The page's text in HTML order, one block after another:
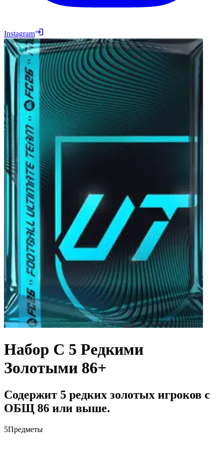
Instagram
Набор С 5 Редкими
Золотыми 86+
Содержит 5 редких золотых игроков с
ОБЩ 86 или выше.
5Предметы